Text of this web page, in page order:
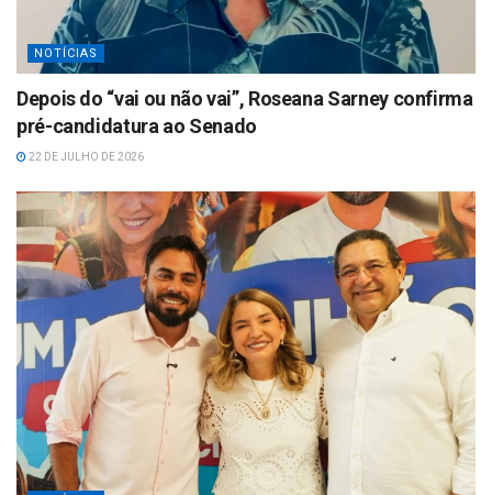
NOTÍCIAS
Depois do “vai ou não vai”, Roseana Sarney confirma
pré-candidatura ao Senado
22 DE JULHO DE 2026